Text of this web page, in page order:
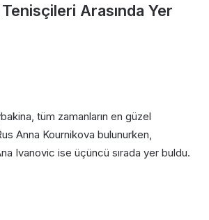
Arasında Yer
tüm zamanların en güzel
Anna Kournikova bulunurken,
Ivanovic ise üçüncü sırada yer buldu.